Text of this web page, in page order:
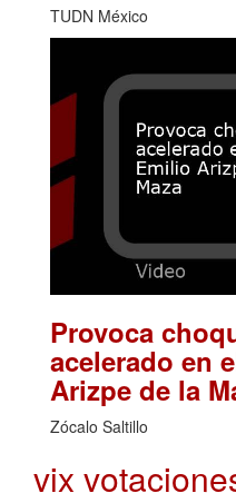
TUDN México
Provoca
acelerado en
Arizpe de la
Zócalo Saltillo
vix